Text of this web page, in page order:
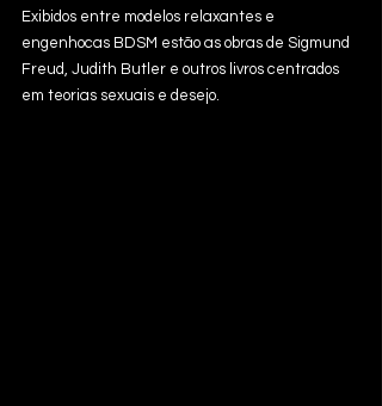
Exibidos entre modelos relaxantes e
engenhocas BDSM estão as obras de Sigmund
Freud, Judith Butler e outros livros centrados
em teorias sexuais e desejo.